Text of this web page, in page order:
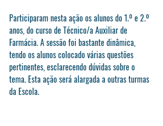
Participaram nesta ação os alunos do 1.º e 2.º
anos, do curso de Técnico/a Auxiliar de
Farmácia. A sessão foi bastante dinâmica,
tendo os alunos colocado várias questões
pertinentes, esclarecendo dúvidas sobre o
tema. Esta ação será alargada a outras turmas
da Escola.